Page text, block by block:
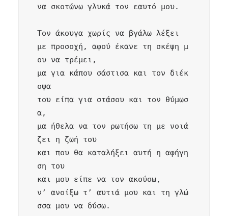
να σκοτώνω γλυκά τον εαυτό μου.
Τον άκουγα χωρίς να βγάλω λέξει
με προσοχή, αφού έκανε τη σκέψη μ
ου να τρέμει,
μα για κάπου σάστισα και τον διέκ
οψα
του είπα για στάσου και τον θύμωσ
α,
μα ήθελα να τον ρωτήσω τη με νοιά
ζει η ζωή του
και που θα καταλήξει αυτή η αφήγη
ση του
και μου είπε να τον ακούσω,
ν’ ανοίξω τ’ αυτιά μου και τη γλώ
σσα μου να δύσω.